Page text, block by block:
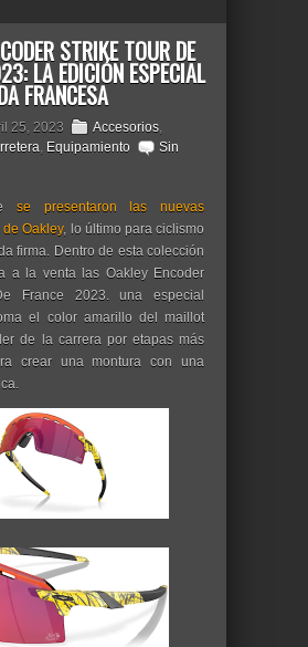
STRIKE TOUR DE
LA EDICIÓN ESPECIAL
FRANCESA
25, 2023 Accesorios,
, Equipamiento
Sin
se presentaron las nuevas
de Oakley, lo último para ciclismo
firma. Dentro de esta colección
a la venta las Oakley Encoder
France 2023. una especial
el color amarillo del maillot
de la carrera por etapas más
crear una montura con una